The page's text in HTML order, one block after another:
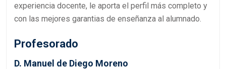
experiencia docente, le aporta el perfil más completo y
con las mejores garantias de enseñanza al alumnado.
Profesorado
D. Manuel de Diego Moreno